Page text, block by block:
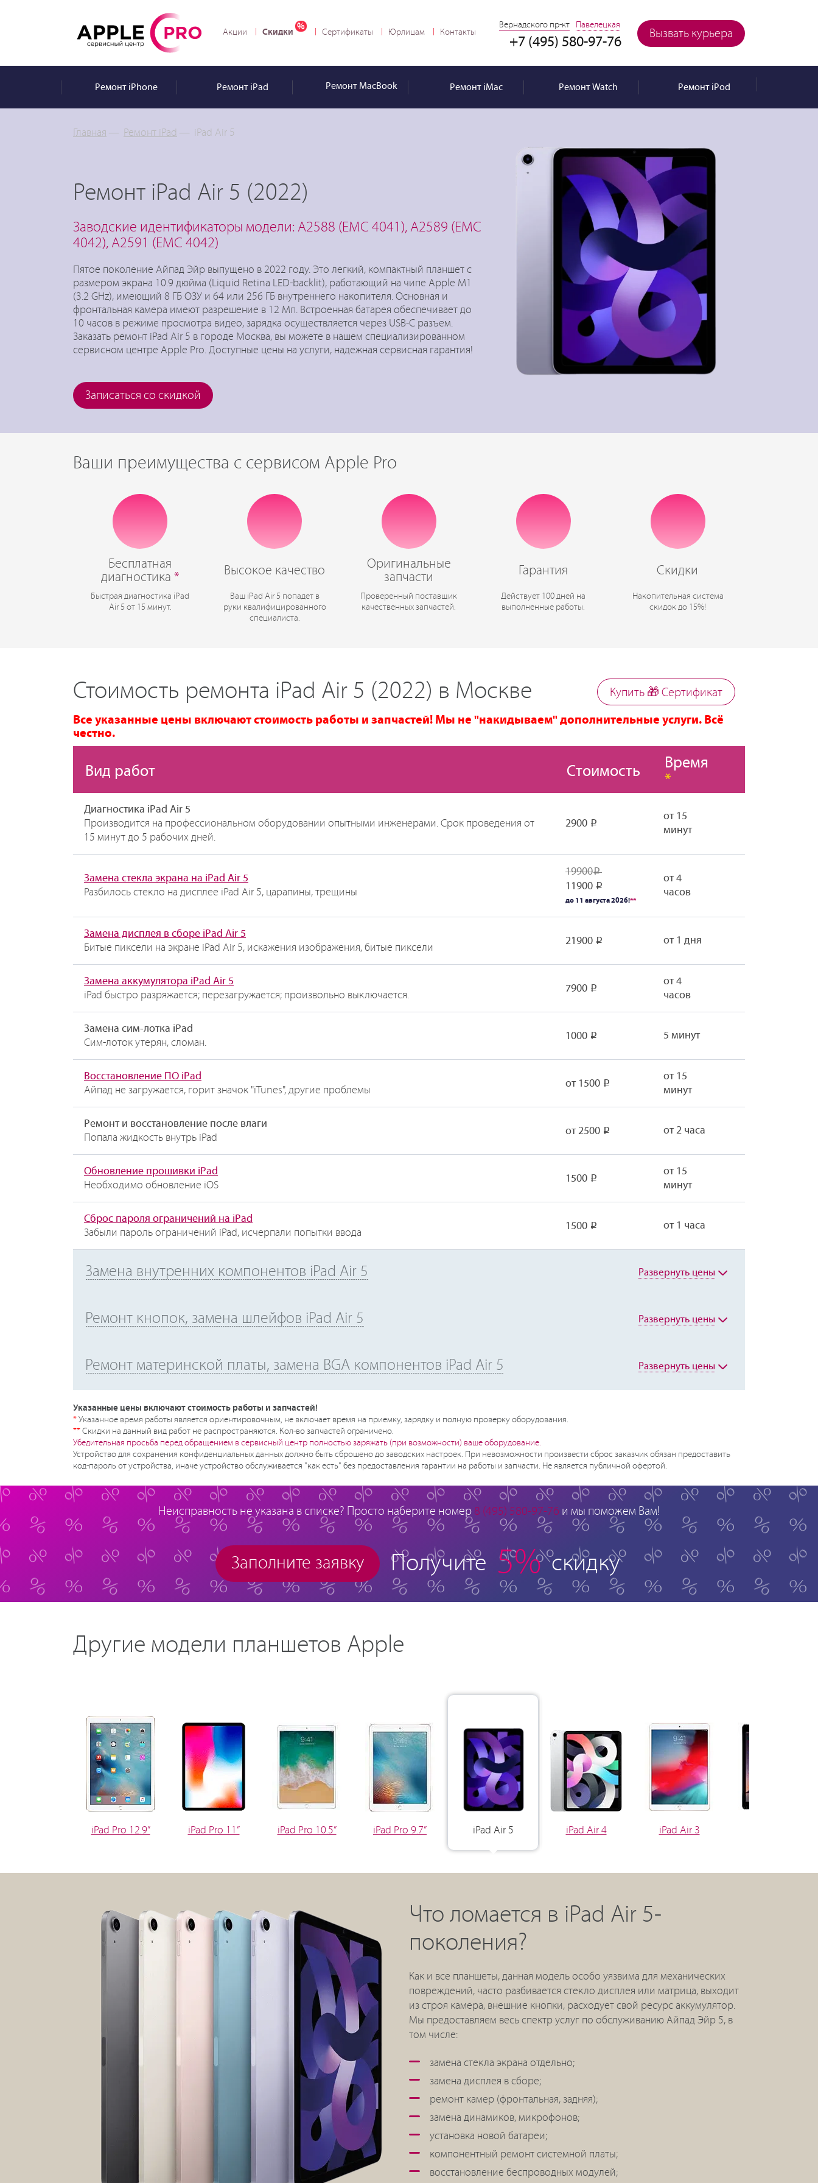
Вызвать курьера
Вернадского пр-кт Павелецкая
+7 (495) 580-97-76
Акции Скидки Сертификаты Юрлицам Контакты
РемонтiPhone РемонтiPad Ремонт MacBook РемонтiMac РемонтWatch РемонтiPod
Главная — Ремонт iPad — iPad Air 5
Ремонт iPad Air 5 (2022)
Заводские идентификаторы модели: A2588 (EMC 4041), A2589 (EMC
4042), A2591 (EMC 4042)
Пятое поколение Айпад Эйр выпущено в 2022 году. Это легкий, компактный планшет с
размером экрана 10.9 дюйма (Liquid Retina LED-backlit), работающий на чипе Apple M1
(3.2 GHz), имеющий 8 ГБ ОЗУ и 64 или 256 ГБ внутреннего накопителя. Основная и
фронтальная камера имеют разрешение в 12 Мп. Встроенная батарея обеспечивает до
10 часов в режиме просмотра видео, зарядка осуществляется через USB-C разъем.
Заказать ремонт iPad Air 5 в городе Москва, вы можете в нашем специализированном
сервисном центре Apple Pro. Доступные цены на услуги, надежная сервисная гарантия!
Записаться со скидкой
Ваши преимущества с сервисом Apple Pro
Бесплатная
диагностика *
Быстрая диагностика iPad
Air 5 от 15 минут.
Высокое качество
Ваш iPad Air 5 попадет в
руки квалифицированного
специалиста.
Оригинальные
запчасти
Проверенный поставщик
качественных запчастей.
Гарантия
Действует 100 дней на
выполненные работы.
Скидки
Накопительная система
скидок до 15%!
Стоимость ремонта iPad Air 5 (2022) в Москве Купить 🎁 Cертификат
Все указанные цены включают стоимость работы и запчастей! Мы не "накидываем" дополнительные услуги. Всё
честно.
Вид работ Стоимость
Время
*
Диагностика iPad Air 5
Производится на профессиональном оборудовании опытными инженерами. Срок проведения от
15 минут до 5 рабочих дней.
2900 Р
от 15
минут
Замена стекла экрана на iPad Air 5
Разбилось стекло на дисплее iPad Air 5, царапины, трещины
19900Р
11900 Р
до 11 августа 2026!**
от 4
часов
Замена дисплея в сборе iPad Air 5
Битые пиксели на экране iPad Air 5, искажения изображения, битые пиксели
21900 Р от 1 дня
Замена аккумулятора iPad Air 5
iPad быстро разряжается; перезагружается; произвольно выключается.
7900 Р
от 4
часов
Замена сим-лотка iPad
Сим-лоток утерян, сломан.
1000 Р 5 минут
Восстановление ПО iPad
Айпад не загружается, горит значок "iTunes", другие проблемы
от 1500 Р
от 15
минут
Ремонт и восстановление после влаги
Попала жидкость внутрь iPad
от 2500 Р от 2 часа
Обновление прошивки iPad
Необходимо обновление iOS
1500 Р
от 15
минут
Сброс пароля ограничений на iPad
Забыли пароль ограничений iPad, исчерпали попытки ввода
1500 Р от 1 часа
Развернуть цены
Замена внутренних компонентов iPad Air 5
Развернуть цены
Ремонт кнопок, замена шлейфов iPad Air 5
Развернуть цены
Ремонт материнской платы, замена BGA компонентов iPad Air 5
Указанные цены включают стоимость работы и запчастей!
*Указанное время работы является ориентировочным, не включает время на приемку, зарядку и полную проверку оборудования.
**Скидки на данный вид работ не распространяются. Кол-во запчастей ограничено.
Убедительная просьба перед обращением в сервисный центр полностью заряжать (при возможности) ваше оборудование.
Устройство для сохранения конфиденциальных данных должно быть сброшено до заводских настроек. При невозможности произвести сброс заказчик обязан предоставить
код-пароль от устройства, иначе устройство обслуживается "как есть" без предоставления гарантии на работы и запчасти. Не является публичной офертой.
Неисправность не указана в списке? Просто наберите номер 8 (495) 580-97-76 и мы поможем Вам!
Заполните заявку Получите 5%скидку
Другие модели планшетов Apple
iPad Pro 12.9” iPad Pro 11” iPad Pro 10.5” iPad Pro 9.7” iPad Air 5 iPad Air 4 iPad Air 3
Что ломается в iPad Air 5-
поколения?
Как и все планшеты, данная модель особо уязвима для механических
повреждений, часто разбивается стекло дисплея или матрица, выходит
из строя камера, внешние кнопки, расходует свой ресурс аккумулятор.
Мы предоставляем весь спектр услуг по обслуживанию Айпад Эйр 5, в
том числе:
замена стекла экрана отдельно;
замена дисплея в сборе;
ремонт камер (фронтальная, задняя);
замена динамиков, микрофонов;
установка новой батареи;
компонентный ремонт системной платы;
восстановление беспроводных модулей;